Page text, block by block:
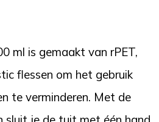
ml is gemaakt van rPET,
flessen om het gebruik
te verminderen. Met de